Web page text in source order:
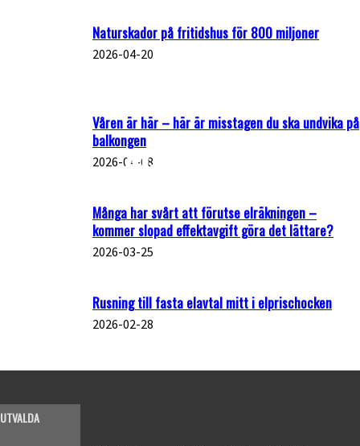
Naturskador på fritidshus för 800 miljoner
2026-04-20
Våren är här – här är misstagen du ska undvika på
balkongen
2026-04-08
Många har svårt att förutse elräkningen –
kommer slopad effektavgift göra det lättare?
2026-03-25
Rusning till fasta elavtal mitt i elprischocken
2026-02-28
UTVALDA